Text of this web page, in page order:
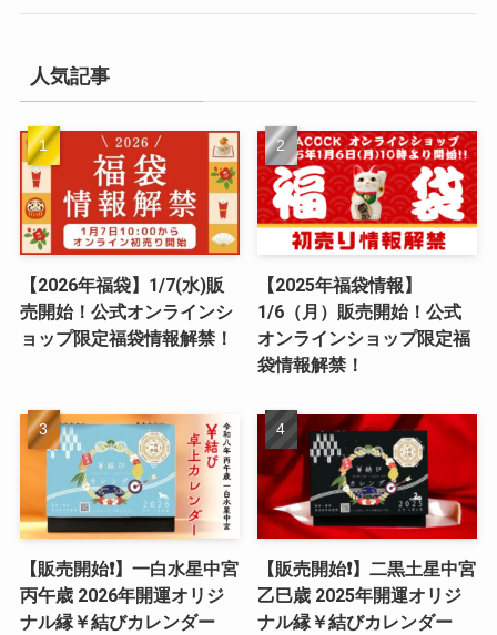
人気記事
【2026年福袋】1/7(水)販
売開始！公式オンラインシ
ョップ限定福袋情報解禁！
【2025年福袋情報】
1/6（月）販売開始！公式
オンラインショップ限定福
袋情報解禁！
【販売開始❗️】一白水星中宮
丙午歳 2026年開運オリジ
ナル縁￥結びカレンダー
【販売開始❗️】二黒土星中宮
乙巳歳 2025年開運オリジ
ナル縁￥結びカレンダー